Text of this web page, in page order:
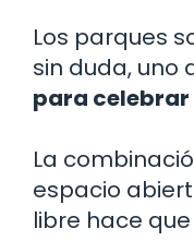
Los parques
sin duda, uno
para celebrar
La
espacio
libre hace